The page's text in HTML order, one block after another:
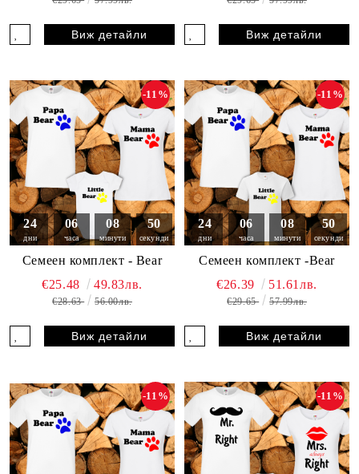
Виж детайли Виж детайли
24
дни
06
часа
08
минути
49
секунди
Семеен комплект - Bear
-11%
€25.48 49.83лв.
€28.63 56.00лв.
Виж детайли
24
дни
06
часа
08
минути
49
секунди
Семеен комплект -Bear
-11%
€26.39 51.61лв.
€29.65 57.99лв.
Виж детайли
-11% -11%